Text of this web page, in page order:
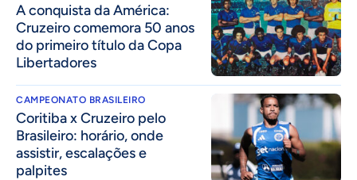
A conquista da América:
Cruzeiro comemora 50 anos
do primeiro título da Copa
Libertadores
CAMPEONATO BRASILEIRO
Coritiba x Cruzeiro pelo
Brasileiro: horário, onde
assistir, escalações e
palpites